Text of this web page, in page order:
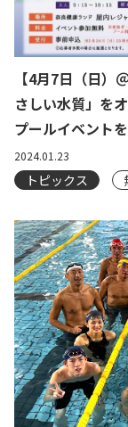
【4月7日（日）
さしい水質」を
プールイベント
2024.01.23
トピックス